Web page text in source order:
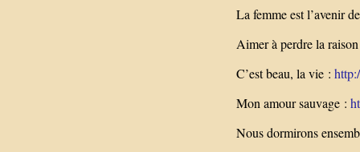
La femme est l’avenir
Aimer à perdre la
C’est beau, la vie :
Mon amour sauvage :
Nous dormirons